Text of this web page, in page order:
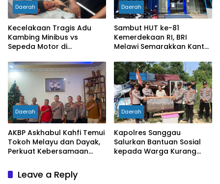
Daerah
Kecelakaan Tragis Adu
Kambing Minibus vs
Sepeda Motor di
Meninggal Dunia
Daerah
Sambut HUT ke-81
Kemerdekaan RI, BRI
Melawi Semarakkan Kantor
Putih
Daerah
AKBP Askhabul Kahfi Temui
Tokoh Melayu dan Dayak,
Perkuat Kebersamaan
Daerah
Kapolres Sanggau
Salurkan Bantuan Sosial
kepada Warga Kurang
Leave a Reply